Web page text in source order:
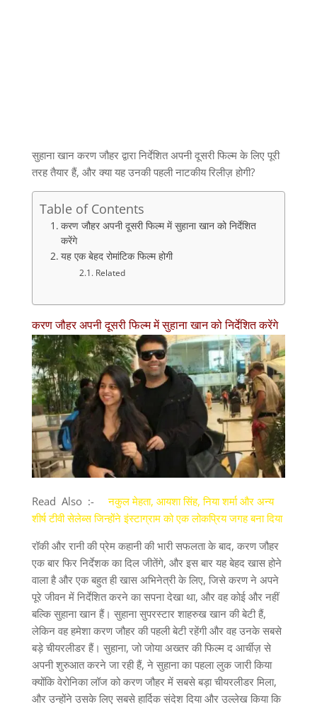
सुहाना खान करण जौहर द्वारा निर्देशित अपनी दूसरी फिल्म के लिए पूरी
तरह तैयार हैं, और क्या यह उनकी पहली नाटकीय रिलीज़ होगी?
Table of Contents
करण जौहर अपनी दूसरी फिल्म में सुहाना खान को निर्देशित
करेंगे
यह एक बेहद रोमांटिक फिल्म होगी
Related
करण जौहर अपनी दूसरी फिल्म में सुहाना खान को निर्देशित करेंगे
Read Also :-
नकुल मेहता, आयशा सिंह, निया शर्मा और अन्य
शीर्ष टीवी सेलेब्स जिन्होंने इंस्टाग्राम को एक लोकप्रिय जगह बना दिया
रॉकी और रानी की प्रेम कहानी की भारी सफलता के बाद, करण जौहर
एक बार फिर निर्देशक का दिल जीतेंगे, और इस बार यह बेहद खास होने
वाला है और एक बहुत ही खास अभिनेत्री के लिए, जिसे करण ने अपने
पूरे जीवन में निर्देशित करने का सपना देखा था, और वह कोई और नहीं
बल्कि सुहाना खान हैं। सुहाना सुपरस्टार शाहरुख खान की बेटी हैं,
लेकिन वह हमेशा करण जौहर की पहली बेटी रहेंगी और वह उनके सबसे
बड़े चीयरलीडर हैं। सुहाना, जो जोया अख्तर की फिल्म द आर्चीज़ से
अपनी शुरुआत करने जा रही हैं, ने सुहाना का पहला लुक जारी किया
क्योंकि वेरोनिका लॉज को करण जौहर में सबसे बड़ा चीयरलीडर मिला,
और उन्होंने उसके लिए सबसे हार्दिक संदेश दिया और उल्लेख किया कि